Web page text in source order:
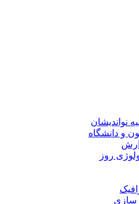
روز